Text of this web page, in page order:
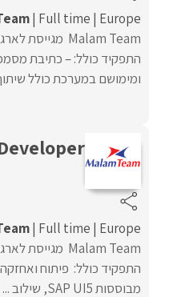
Full time Europe
התפקיד כולל: – כתיבת
ומימושם במערכת כולל
Full time Europe
מבוססות SAP UI5, שילוב ...